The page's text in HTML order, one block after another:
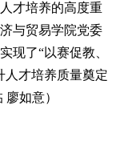
才培养的高度重
与贸易学院党委
现了“以赛促教、
人才培养质量奠定
如意）